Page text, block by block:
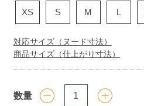
XS S M L
対応サイズ（ヌード寸法）
商品サイズ（仕上がり寸法）
数量